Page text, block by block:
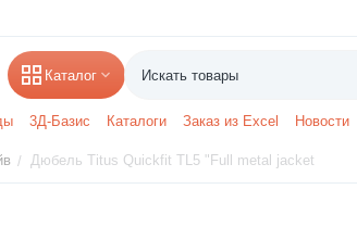
Каталог
3Д-Базис Каталоги Заказ из Excel Новости
/ Дюбель Titus Quickfit TL5 "Full metal jacket